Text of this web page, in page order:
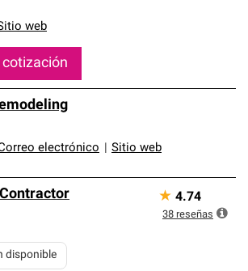
web
electrónico Sitio web
disponible
★ 4.74
38 reseñas